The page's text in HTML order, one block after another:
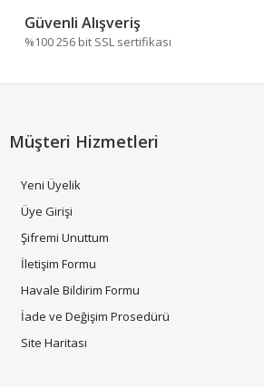
Güvenli Alışveriş
%100 256 bit SSL sertifikası
Müşteri Hizmetleri
Yeni Üyelik
Üye Girişi
Şifremi Unuttum
İletişim Formu
Havale Bildirim Formu
İade ve Değişim Prosedürü
Site Haritası